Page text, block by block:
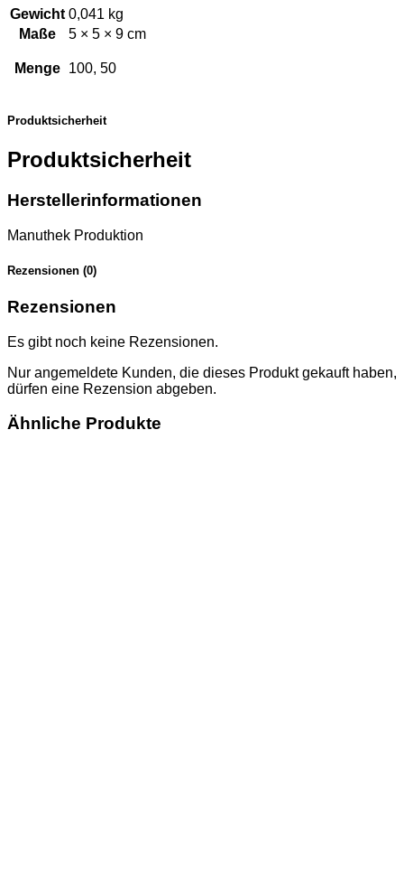
Gewicht 0,041 kg
Maße
5 × 5 × 9 cm
Menge 100, 50
Produktsicherheit
Produktsicherheit
Herstellerinformationen
Manuthek Produktion
Rezensionen (0)
Rezensionen
Es gibt noch keine Rezensionen.
Nur angemeldete Kunden, die dieses Produkt gekauft haben,
dürfen eine Rezension abgeben.
Ähnliche Produkte